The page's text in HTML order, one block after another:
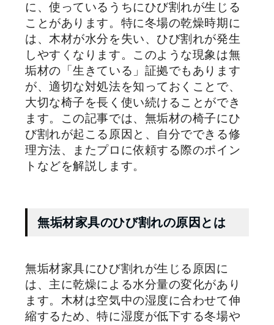
に、使っているうちにひび割れが生じる
ことがあります。特に冬場の乾燥時期に
は、木材が水分を失い、ひび割れが発生
しやすくなります。このような現象は無
垢材の「生きている」証拠でもあります
が、適切な対処法を知っておくことで、
大切な椅子を長く使い続けることができ
ます。この記事では、無垢材の椅子にひ
び割れが起こる原因と、自分でできる修
理方法、またプロに依頼する際のポイン
トなどを解説します。
無垢材家具のひび割れの原因とは
無垢材家具にひび割れが生じる原因に
は、主に乾燥による水分量の変化があり
ます。木材は空気中の湿度に合わせて伸
縮するため、特に湿度が低下する冬場や